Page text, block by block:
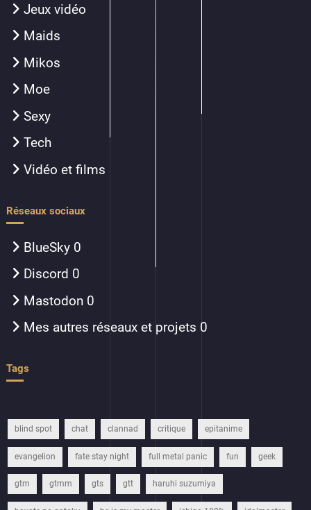
Jeux vidéo
Maids
Mikos
Moe
Sexy
Tech
Vidéo et films
Réseaux sociaux
BlueSky 0
Discord 0
Mastodon 0
Mes autres réseaux et projets 0
Tags
blind spot chat clannad critique epitanime
evangelion fate stay night full metal panic fun geek
gtm gtmm gts gtt haruhi suzumiya